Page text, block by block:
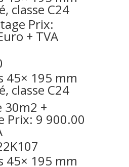
classe C24
Prix:
+ TVA
45× 195 mm
classe C24
30m2 +
Prix: 9 900.00
45× 195 mm